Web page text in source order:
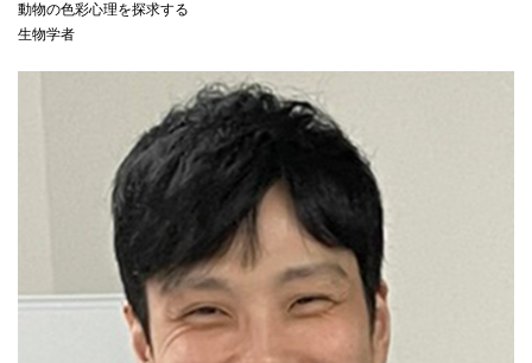
動物の色彩心理を探求する
生物学者